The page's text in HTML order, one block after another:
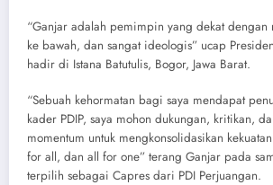
“Ganjar adalah pemimpin yang dekat dengan
ke bawah, dan sangat ideologis” ucap
hadir di Istana Batutulis, Bogor, Jawa Barat.
“Sebuah kehormatan bagi saya mendapat
kader PDIP, saya mohon dukungan, kritikan,
momentum untuk mengkonsolidasikan
for all, dan all for one” terang Ganjar pada
terpilih sebagai Capres dari PDI Perjuangan.